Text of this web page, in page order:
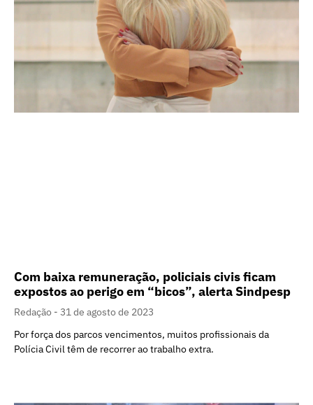
Com baixa remuneração, policiais civis ficam
expostos ao perigo em “bicos”, alerta Sindpesp
Redação
31 de agosto de 2023
Por força dos parcos vencimentos, muitos profissionais da
Polícia Civil têm de recorrer ao trabalho extra.